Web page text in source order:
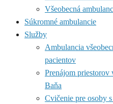
Všeobecná
Súkromné ambulancie
Služby
Ambulancia
pacientov
Prenájom
Baňa
Cvičenie pre osoby